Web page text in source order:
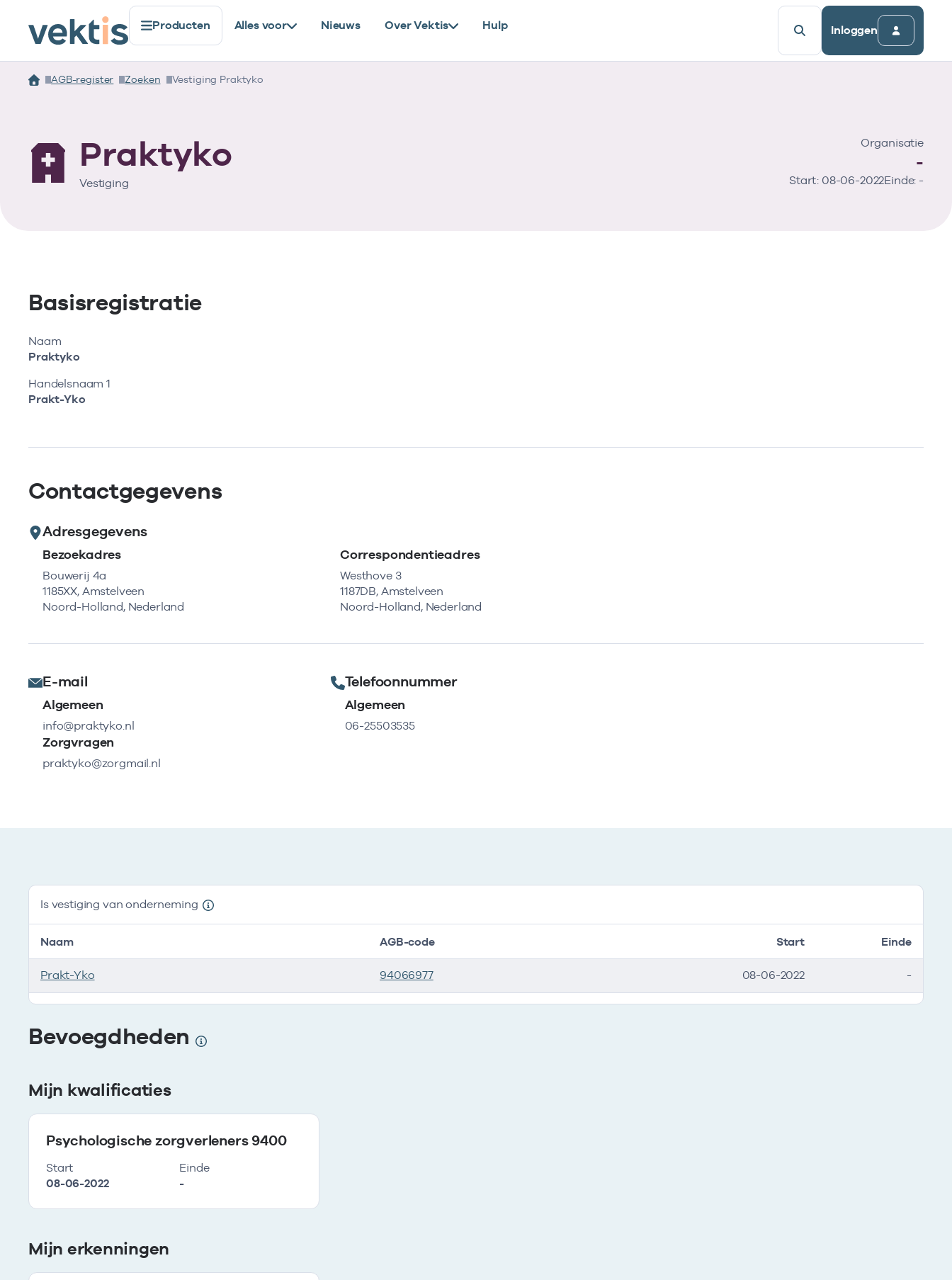
Producten Alles voor Nieuws Over Vektis Hulp Inloggen
AGB-register Zoeken Vestiging Praktyko
Praktyko
Vestiging
Organisatie
-
Start: 08-06-2022Einde: -
Basisregistratie
Naam
Praktyko
Handelsnaam 1
Prakt-Yko
Contactgegevens
Adresgegevens
Bezoekadres
Bouwerij 4a
1185XX, Amstelveen
Noord-Holland, Nederland
Correspondentieadres
Westhove 3
1187DB, Amstelveen
Noord-Holland, Nederland
E-mail
Algemeen
info@praktyko.nl
Zorgvragen
praktyko@zorgmail.nl
Telefoonnummer
Algemeen
06-25503535
Is vestiging van onderneming
Is vestiging van onderneming
Naam AGB-code Start Einde
Prakt-Yko 94066977 08-06-2022 -
Bevoegdheden
Mijn kwalificaties
Psychologische zorgverleners 9400
Start
08-06-2022
Einde
-
Mijn erkenningen